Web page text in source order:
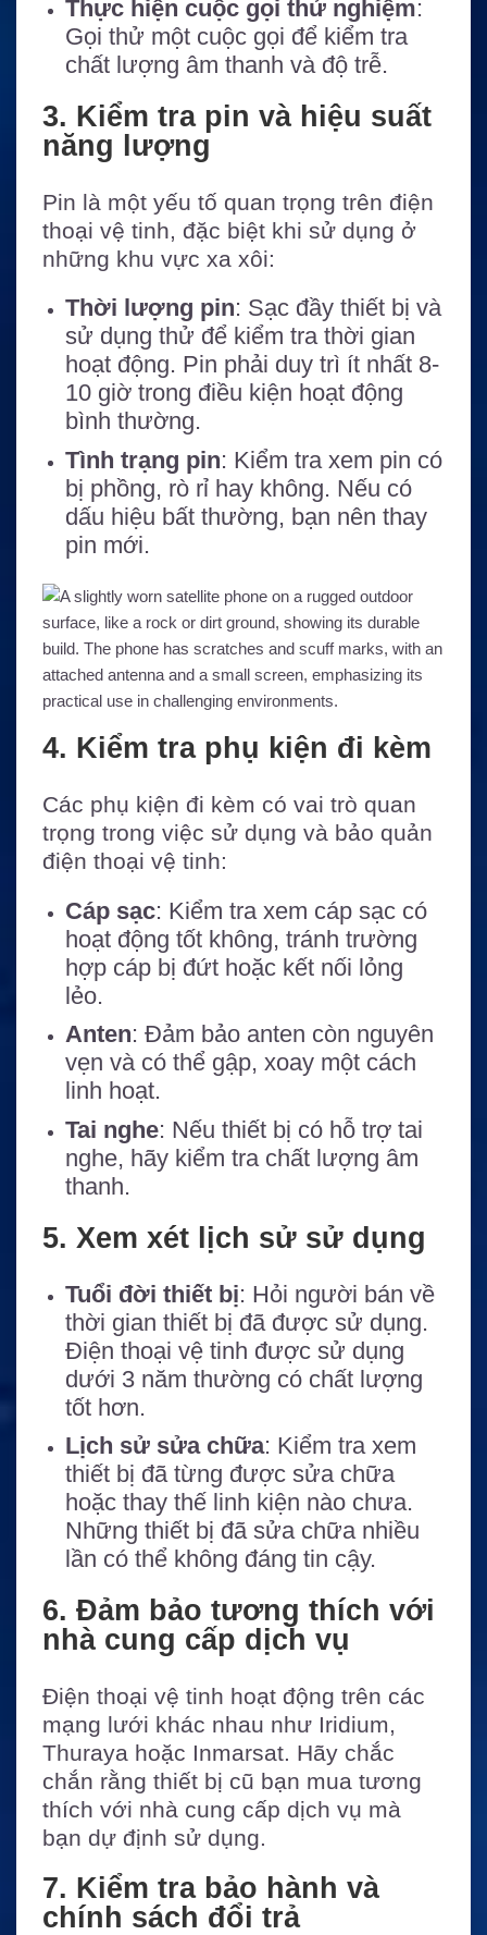
Thực hiện cuộc gọi thử nghiệm:
Gọi thử một cuộc gọi để kiểm tra
chất lượng âm thanh và độ trễ.
3. Kiểm tra pin và hiệu suất
năng lượng
Pin là một yếu tố quan trọng trên điện
thoại vệ tinh, đặc biệt khi sử dụng ở
những khu vực xa xôi:
Thời lượng pin: Sạc đầy thiết bị và
sử dụng thử để kiểm tra thời gian
hoạt động. Pin phải duy trì ít nhất 8-
10 giờ trong điều kiện hoạt động
bình thường.
Tình trạng pin: Kiểm tra xem pin có
bị phồng, rò rỉ hay không. Nếu có
dấu hiệu bất thường, bạn nên thay
pin mới.
4. Kiểm tra phụ kiện đi kèm
Các phụ kiện đi kèm có vai trò quan
trọng trong việc sử dụng và bảo quản
điện thoại vệ tinh:
Cáp sạc: Kiểm tra xem cáp sạc có
hoạt động tốt không, tránh trường
hợp cáp bị đứt hoặc kết nối lỏng
lẻo.
Anten: Đảm bảo anten còn nguyên
vẹn và có thể gập, xoay một cách
linh hoạt.
Tai nghe: Nếu thiết bị có hỗ trợ tai
nghe, hãy kiểm tra chất lượng âm
thanh.
5. Xem xét lịch sử sử dụng
Tuổi đời thiết bị: Hỏi người bán về
thời gian thiết bị đã được sử dụng.
Điện thoại vệ tinh được sử dụng
dưới 3 năm thường có chất lượng
tốt hơn.
Lịch sử sửa chữa: Kiểm tra xem
thiết bị đã từng được sửa chữa
hoặc thay thế linh kiện nào chưa.
Những thiết bị đã sửa chữa nhiều
lần có thể không đáng tin cậy.
6. Đảm bảo tương thích với
nhà cung cấp dịch vụ
Điện thoại vệ tinh hoạt động trên các
mạng lưới khác nhau như Iridium,
Thuraya hoặc Inmarsat. Hãy chắc
chắn rằng thiết bị cũ bạn mua tương
thích với nhà cung cấp dịch vụ mà
bạn dự định sử dụng.
7. Kiểm tra bảo hành và
chính sách đổi trả